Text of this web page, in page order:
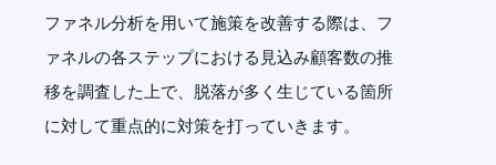
ファネル分析を用いて施策を改善する際は、フ
ァネルの各ステップにおける見込み顧客数の推
移を調査した上で、脱落が多く生じている箇所
に対して重点的に対策を打っていきます。